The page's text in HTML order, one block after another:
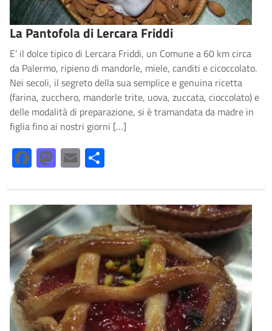
La Pantofola di Lercara Friddi
E’ il dolce tipico di Lercara Friddi, un Comune a 60 km circa
da Palermo, ripieno di mandorle, miele, canditi e cicoccolato.
Nei secoli, il segreto della sua semplice e genuina ricetta
(farina, zucchero, mandorle trite, uova, zuccata, cioccolato) e
delle modalità di preparazione, si è tramandata da madre in
figlia fino ai nostri giorni […]
FacebookMastodon
Email